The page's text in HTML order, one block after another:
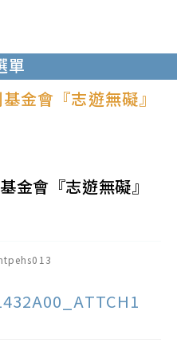
單
金會『志遊無礙』
金會『志遊無礙』